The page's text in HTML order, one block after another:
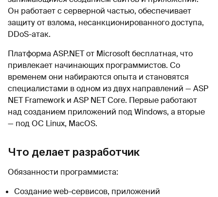
Он работает с серверной частью, обеспечивает
защиту от взлома, несанкционированного доступа,
DDoS-атак.
Платформа ASP.NET от Microsoft бесплатная, что
привлекает начинающих программистов. Со
временем они набираются опыта и становятся
специалистами в одном из двух направлений — ASP
NET Framework и ASP NET Core. Первые работают
над созданием приложений под Windows, а вторые
— под ОС Linux, MacOS.
Что делает разработчик
Обязанности программиста:
Создание web-сервисов, приложений